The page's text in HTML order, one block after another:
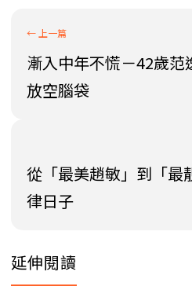
漸入中年不慌－42歲范
放空腦袋
從「最美趙敏」到「最
律日子
延伸閱讀